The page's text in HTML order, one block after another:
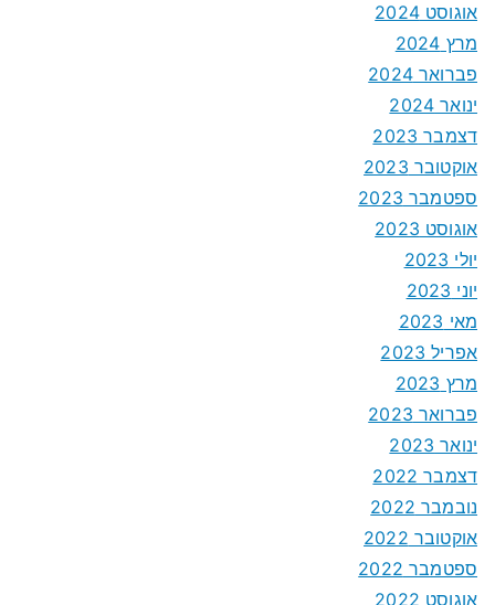
אוגוסט 2024
מרץ 2024
פברואר 2024
ינואר 2024
דצמבר 2023
אוקטובר 2023
ספטמבר 2023
אוגוסט 2023
יולי 2023
יוני 2023
מאי 2023
אפריל 2023
מרץ 2023
פברואר 2023
ינואר 2023
דצמבר 2022
נובמבר 2022
אוקטובר 2022
ספטמבר 2022
אוגוסט 2022